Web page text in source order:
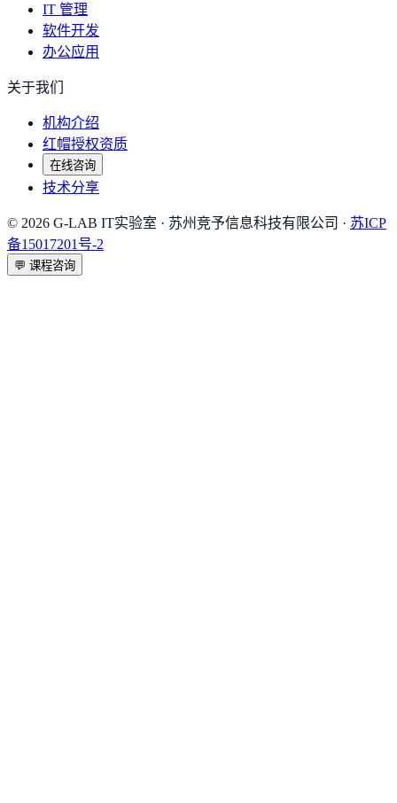
IT 管理
软件开发
办公应用
关于我们
机构介绍
红帽授权资质
在线咨询
技术分享
© 2026 G-LAB IT实验室 · 苏州竞予信息科技有限公司 · 苏ICP
备15017201号-2
💬 课程咨询